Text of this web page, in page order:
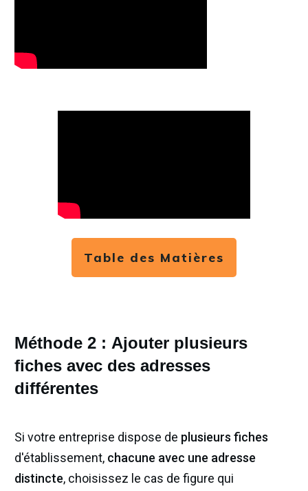
Table des Matières
Méthode 2 : Ajouter plusieurs
fiches avec des adresses
différentes
Si votre entreprise dispose de plusieurs fiches
d'établissement, chacune avec une adresse
distincte, choisissez le cas de figure qui